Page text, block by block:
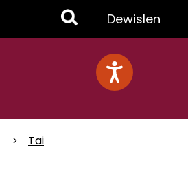
Toggle
Menu
Dewislen
Tai